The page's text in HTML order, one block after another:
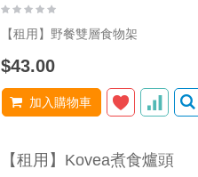
【租用】野餐雙層食物架
$43.00
加入購物車
【租用】Kovea煮食爐頭